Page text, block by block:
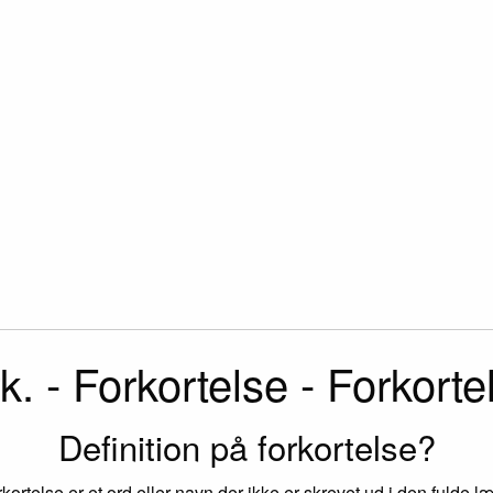
- Forkortelse -
Definition på forkortelse?